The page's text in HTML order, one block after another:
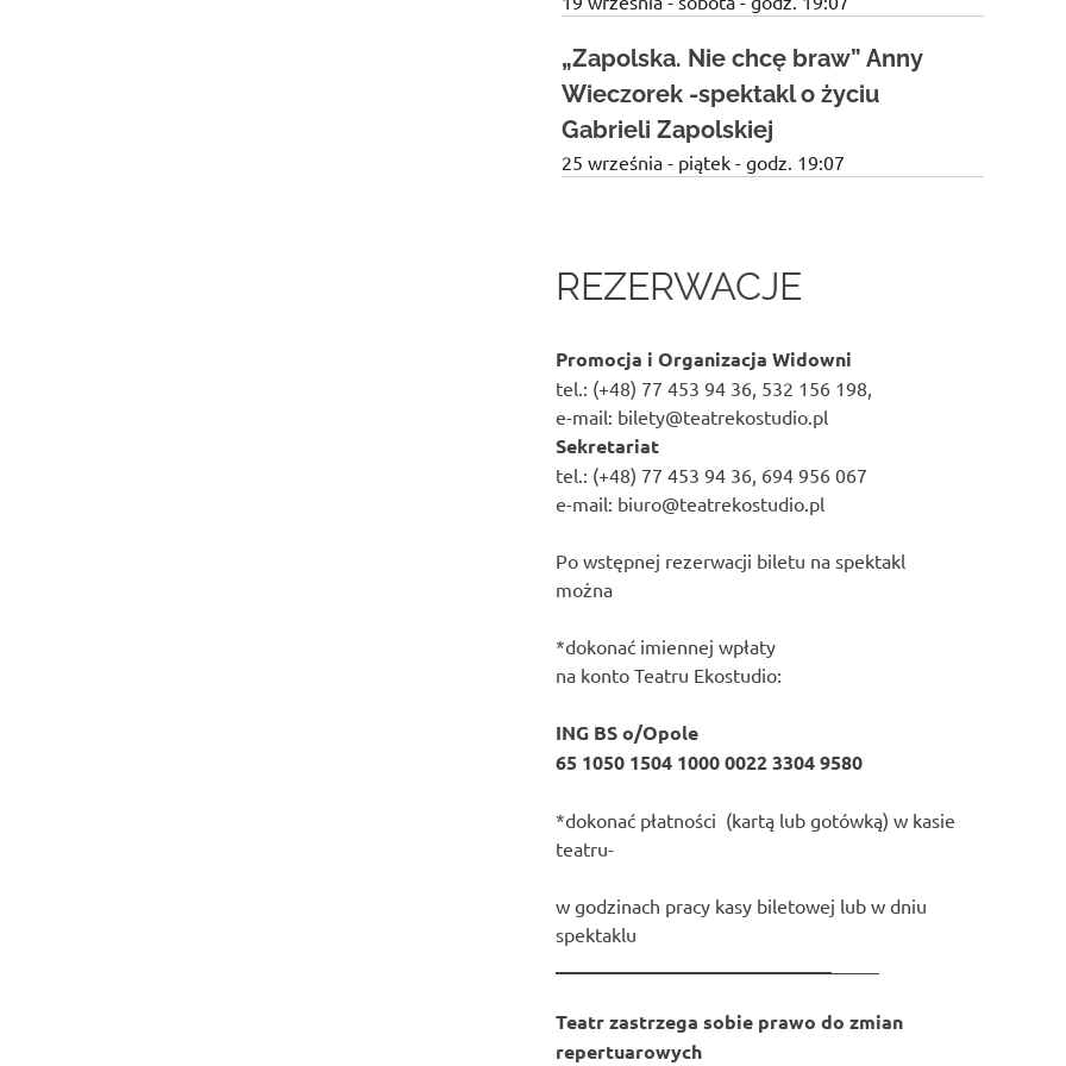
„Zapolska. Nie chcę braw” Anny
Wieczorek -spektakl o życiu
Gabrieli Zapolskiej
25 września - piątek - godz. 19:07
REZERWACJE
Promocja i Organizacja Widowni
tel.: (+48) 77 453 94 36, 532 156 198,
e-mail: bilety@teatrekostudio.pl
Sekretariat
tel.: (+48) 77 453 94 36, 694 956 067
e-mail: biuro@teatrekostudio.pl
Po wstępnej rezerwacji biletu na spektakl
można
*dokonać imiennej wpłaty
na konto Teatru Ekostudio:
ING BS o/Opole
65 1050 1504 1000 0022 3304 9580
*dokonać płatności (kartą lub gotówką) w kasie
teatru-
w godzinach pracy kasy biletowej lub w dniu
spektaklu
Teatr zastrzega sobie prawo do zmian
repertuarowych